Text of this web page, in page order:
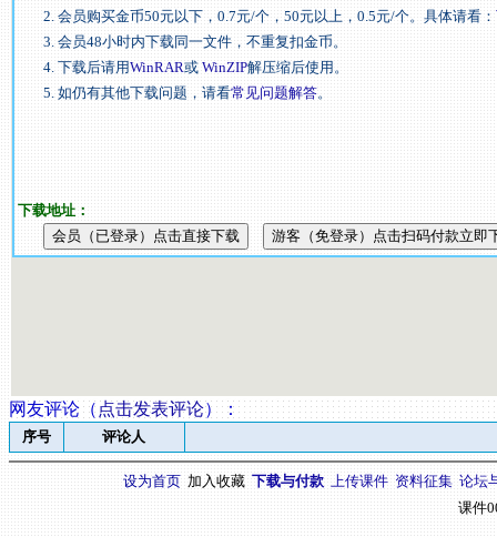
2. 会员购买金币50元以下，0.7元/个，50元以上，0.5元/个。具体请看：
3. 会员48小时内下载同一文件，不重复扣金币。
4. 下载后请用WinRAR或WinZIP解压缩后使用。
5. 如仍有其他下载问题，请看常见问题解答。
下载地址：
网友评论（ 点击发表评论） ：
序号 评论人
设为首页 加入收藏 下载与付款 上传课件 资料征集 论坛
课件